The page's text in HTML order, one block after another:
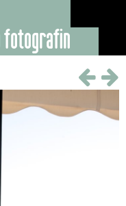
fotografin